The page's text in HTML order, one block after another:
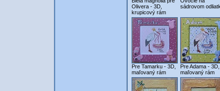
Olivera - 3D,
krupicový rám
sádrovom
Pre Tamarku - 3D,
maľovaný rám
Pre Adama - 3D,
maľovaný rám